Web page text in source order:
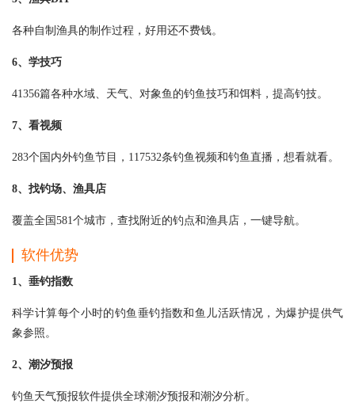
各种自制渔具的制作过程，好用还不费钱。
6、学技巧
41356篇各种水域、天气、对象鱼的钓鱼技巧和饵料，提高钓技。
7、看视频
283个国内外钓鱼节目，117532条钓鱼视频和钓鱼直播，想看就看。
8、找钓场、渔具店
覆盖全国581个城市，查找附近的钓点和渔具店，一键导航。
软件优势
1、垂钓指数
科学计算每个小时的钓鱼垂钓指数和鱼儿活跃情况，为爆护提供气
象参照。
2、潮汐预报
钓鱼天气预报软件提供全球潮汐预报和潮汐分析。